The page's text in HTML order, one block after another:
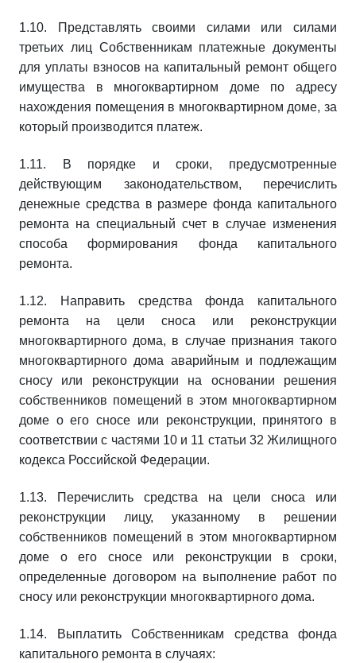
1.10. Представлять своими силами или силами
третьих лиц Собственникам платежные документы
для уплаты взносов на капитальный ремонт общего
имущества в многоквартирном доме по адресу
нахождения помещения в многоквартирном доме, за
который производится платеж.
1.11. В порядке и сроки, предусмотренные
действующим законодательством, перечислить
денежные средства в размере фонда капитального
ремонта на специальный счет в случае изменения
способа формирования фонда капитального
ремонта.
1.12. Направить средства фонда капитального
ремонта на цели сноса или реконструкции
многоквартирного дома, в случае признания такого
многоквартирного дома аварийным и подлежащим
сносу или реконструкции на основании решения
собственников помещений в этом многоквартирном
доме о его сносе или реконструкции, принятого в
соответствии с частями 10 и 11 статьи 32 Жилищного
кодекса Российской Федерации.
1.13. Перечислить средства на цели сноса или
реконструкции лицу, указанному в решении
собственников помещений в этом многоквартирном
доме о его сносе или реконструкции в сроки,
определенные договором на выполнение работ по
сносу или реконструкции многоквартирного дома.
1.14. Выплатить Собственникам средства фонда
капитального ремонта в случаях: